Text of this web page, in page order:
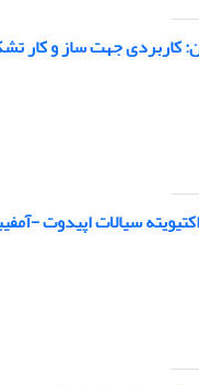
کاربردی جهت ساز و کار
سیالات اپیدوت